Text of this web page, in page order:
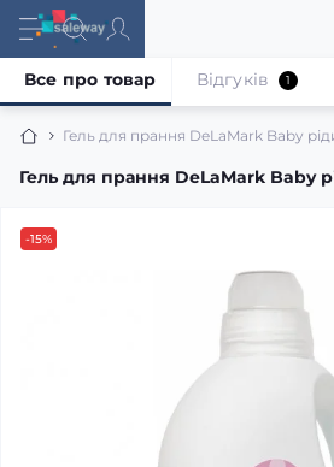
Гель для прання DeLaMark Baby
Гель для прання DeLaMark Baby
Все про товар Відгуків 1
-15%